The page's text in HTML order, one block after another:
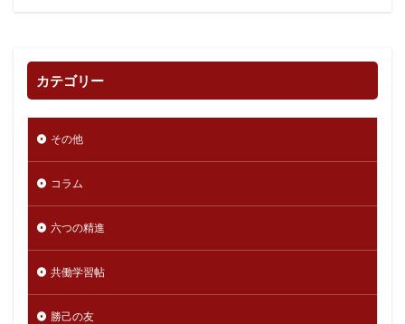
カテゴリー
その他
コラム
六つの精進
共働学習帖
勝己の友